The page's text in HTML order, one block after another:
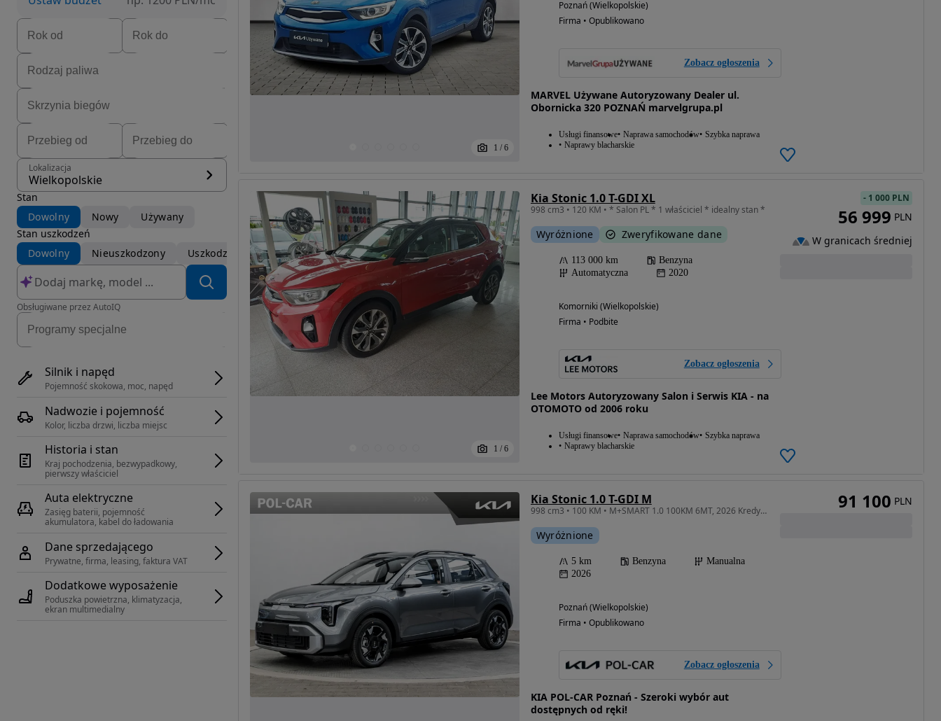
Lokalizacja
Wielkopolskie
Stan
Dowolny
Nowy
Używany
Stan uszkodzeń
Dowolny
Nieuszkodzony Uszkodzony
Obsługiwane przez AutoIQ
Silnik i napęd
Pojemność skokowa, moc, napęd
Nadwozie i pojemność
Kolor, liczba drzwi, liczba miejsc
Historia i stan
Kraj pochodzenia, bezwypadkowy,
pierwszy właściciel
Auta elektryczne
Zasięg baterii, pojemność
akumulatora, kabel do ładowania
Dane sprzedającego
Prywatne, firma, leasing, faktura VAT
Dodatkowe wyposażenie
Poduszka powietrzna, klimatyzacja,
ekran multimedialny
1 / 6
Poznań (Wielkopolskie)
Firma • Opublikowano
Zobacz ogłoszenia
MARVEL Używane Autoryzowany Dealer ul.
Obornicka 320 POZNAŃ marvelgrupa.pl
Usługi finansowe Naprawa samochodów Szybka naprawa
Naprawy blacharskie
1 / 6
Kia Stonic 1.0 T-GDI XL
998 cm3 • 120 KM • * Salon PL * 1 właściciel * idealny stan *
Wyróżnione Zweryfikowane dane
113 000 km
Benzyna
Automatyczna
2020
Komorniki (Wielkopolskie)
Firma • Podbite
Zobacz ogłoszenia
Lee Motors Autoryzowany Salon i Serwis KIA - na
OTOMOTO od 2006 roku
Usługi finansowe Naprawa samochodów Szybka naprawa
Naprawy blacharskie
- 1 000 PLN
56 999 PLN
W granicach średniej
Kia Stonic 1.0 T-GDI M
998 cm3 • 100 KM • M+SMART 1.0 100KM 6MT, 2026 Kredyt 50/50 0%, Leasing od 102%, Od ręki!
Wyróżnione
5 km Benzyna
Manualna
2026
Poznań (Wielkopolskie)
Firma • Opublikowano
Zobacz ogłoszenia
KIA POL-CAR Poznań - Szeroki wybór aut
dostępnych od ręki!
91 100 PLN